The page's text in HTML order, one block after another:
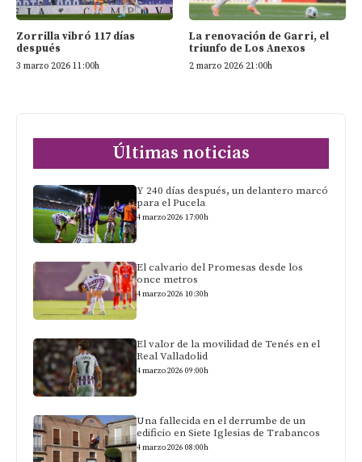
Zorrilla vibró 117 días
después
3 marzo 2026 11:00h
La renovación de Garri, el
triunfo de Los Anexos
2 marzo 2026 21:00h
Últimas noticias
Y 240 días después, un delantero marcó
para el Pucela
4 marzo 2026 17:00h
El calvario del Promesas desde los
once metros
4 marzo 2026 10:30h
El valor de la movilidad de Tenés en el
Real Valladolid
4 marzo 2026 09:00h
Una fallecida en el derrumbe de un
edificio en Siete Iglesias de Trabancos
4 marzo 2026 08:00h